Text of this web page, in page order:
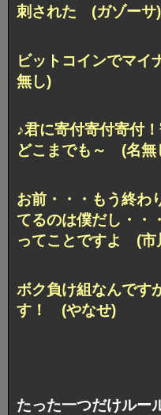
刺された (ガゾーサ)
ビットコインでマ
無し)
♪君に寄付寄付寄付
どこまでも～ (名無
お前・・・もう終わ
てるのは僕だし・・
ってことですよ (市
ボク負け組なんです
す！ (やなせ)
たった一つだけルー